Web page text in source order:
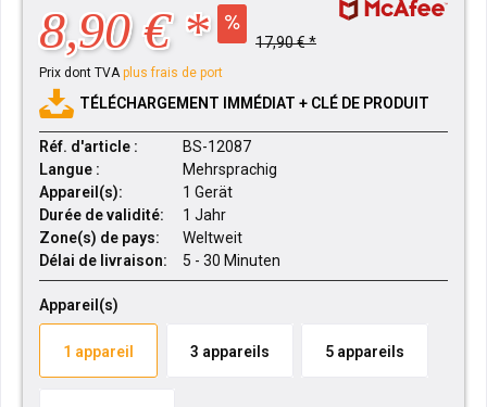
8,90 € * 17,90 € *
Prix dont TVAplus frais de port
TÉLÉCHARGEMENT IMMÉDIAT + CLÉ DE PRODUIT
Réf. d'article :
BS-12087
Langue :
Mehrsprachig
Appareil(s):
1 Gerät
Durée de validité:
1 Jahr
Zone(s) de pays:
Weltweit
Délai de livraison:
5 - 30 Minuten
Appareil(s)
1 appareil 3 appareils 5 appareils